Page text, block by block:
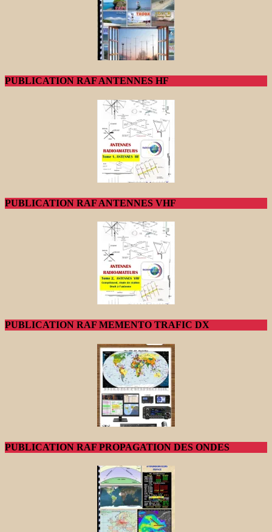
PUBLICATION RAF ANTENNES HF
PUBLICATION RAF ANTENNES VHF
PUBLICATION RAF MEMENTO TRAFIC DX
PUBLICATION RAF PROPAGATION DES ONDES